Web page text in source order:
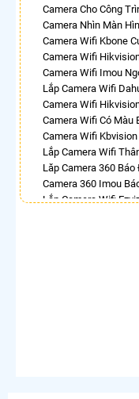
Camera Cho Công
Camera Nhìn Màn
Camera Wifi Kbone
Camera Wifi
Camera Wifi Imou
Lắp Camera Wifi
Camera Wifi
Camera Wifi Có Màu
Camera Wifi
Lắp Camera Wifi
Lăp Camera 360
Camera 360 Imou
Lắp Camera Wifi